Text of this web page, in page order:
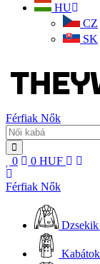
HU
CZ
SK
Férfiak Nők
0 0 HUF
Férfiak Nők
Dzsekik
Kabátok